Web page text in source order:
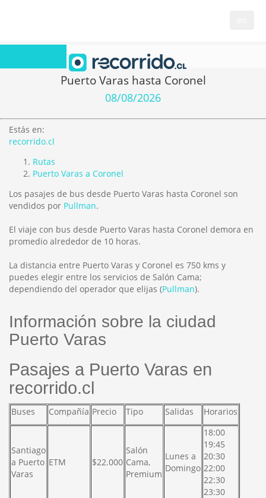
Puerto Varas hasta Coronel
08/08/2026
Estás en:
recorrido.cl
Rutas
Puerto Varas a Coronel
Los pasajes de bus desde Puerto Varas hasta Coronel son
vendidos por Pullman.
El viaje con bus desde Puerto Varas hasta Coronel demora en
promedio alrededor de 10 horas.
La distancia entre Puerto Varas y Coronel es 750 kms y
puedes elegir entre los servicios de Salón Cama;
dependiendo del operador que elijas (Pullman).
Información sobre la ciudad
Puerto Varas
Pasajes a Puerto Varas en
recorrido.cl
Buses Compañía Precio Tipo Salidas Horarios
Santiago
a Puerto
Varas
ETM $22.000
Salón
Cama,
Premium
Lunes a
Domingo
18:00
19:45
20:30
22:00
22:30
23:30